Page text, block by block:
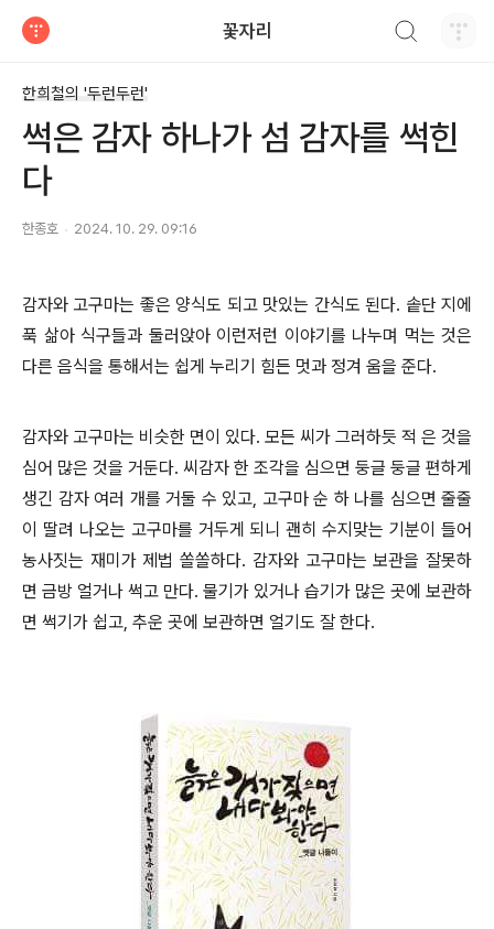
꽃자리
한희철의 '두런두런'
썩은 감자 하나가 섬 감자를 썩힌
다
한종호 2024. 10. 29. 09:16
감자와 고구마는 좋은 양식도 되고 맛있는 간식도 된다. 솥단 지에
푹 삶아 식구들과 둘러앉아 이런저런 이야기를 나누며 먹는 것은
다른 음식을 통해서는 쉽게 누리기 힘든 멋과 정겨 움을 준다.
감자와 고구마는 비슷한 면이 있다. 모든 씨가 그러하듯 적 은 것을
심어 많은 것을 거둔다. 씨감자 한 조각을 심으면 둥글 둥글 편하게
생긴 감자 여러 개를 거둘 수 있고, 고구마 순 하 나를 심으면 줄줄
이 딸려 나오는 고구마를 거두게 되니 괜히 수지맞는 기분이 들어
농사짓는 재미가 제법 쏠쏠하다. 감자와 고구마는 보관을 잘못하
면 금방 얼거나 썩고 만다. 물기가 있거나 습기가 많은 곳에 보관하
면 썩기가 쉽고, 추운 곳에 보관하면 얼기도 잘 한다.